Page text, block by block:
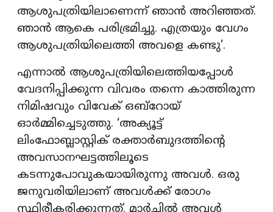
ആശുപത്രിയിലാണെന്ന് ഞാന്‍ അറിഞ്ഞത്.
ഞാന്‍ ആകെ പരിഭ്രമിച്ചു. എത്രയും വേഗം
ആശുപത്രിയിലെത്തി അവളെ കണ്ടു’.
എന്നാൽ ആശുപത്രിയിലെത്തിയപ്പോൾ
വേദനിപ്പിക്കുന്ന വിവരം തന്നെ കാത്തിരുന്ന
നിമിഷവും വിവേക് ഒബ്റോയ്
ഓർമ്മിച്ചെടുത്തു. ‘അക്യൂട്ട്
ലിംഫോബ്ലാസ്റ്റിക് രക്താര്‍ബുദത്തിന്റെ
അവസാനഘട്ടത്തിലൂടെ
കടന്നുപോവുകയായിരുന്നു അവള്‍. ഒരു
ജനുവരിയിലാണ് അവള്‍ക്ക് രോഗം